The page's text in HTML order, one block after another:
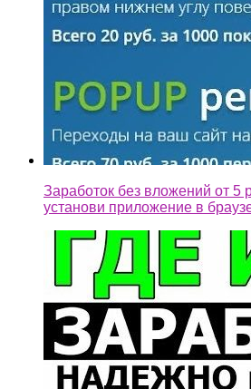
Заработок без вложений от 5
установи приложение в